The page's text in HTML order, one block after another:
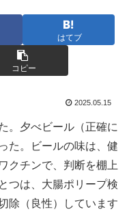
はてブ
コピー
2025.05.15
。夕べビール（正確に
た。ビールの味は、健
クチンで、判断を棚上
つは、大腸ポリープ検
除（良性）しています